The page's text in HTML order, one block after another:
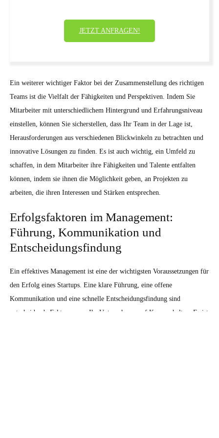
JETZT ANFRAGEN!
Ein weiterer wichtiger Faktor bei der Zusammenstellung des richtigen
Teams ist die Vielfalt der Fähigkeiten und Perspektiven. Indem Sie
Mitarbeiter mit unterschiedlichem Hintergrund und Erfahrungsniveau
einstellen, können Sie sicherstellen, dass Ihr Team in der Lage ist,
Herausforderungen aus verschiedenen Blickwinkeln zu betrachten und
innovative Lösungen zu finden. Es ist auch wichtig, ein Umfeld zu
schaffen, in dem Mitarbeiter ihre Fähigkeiten und Talente entfalten
können, indem sie ihnen die Möglichkeit geben, an Projekten zu
arbeiten, die ihren Interessen und Stärken entsprechen.
Erfolgsfaktoren im Management:
Führung, Kommunikation und
Entscheidungsfindung
Ein effektives Management ist eine der wichtigsten Voraussetzungen für
den Erfolg eines Startups. Eine klare Führung, eine offene
Kommunikation und eine schnelle Entscheidungsfindung sind
entscheidende Faktoren, um Ihr Unternehmen auf Kurs zu halten. Es ist